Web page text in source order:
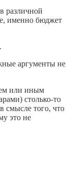
различной
именно бюджет
аргументы не
или иным
столько-то
смысле того, что
это не